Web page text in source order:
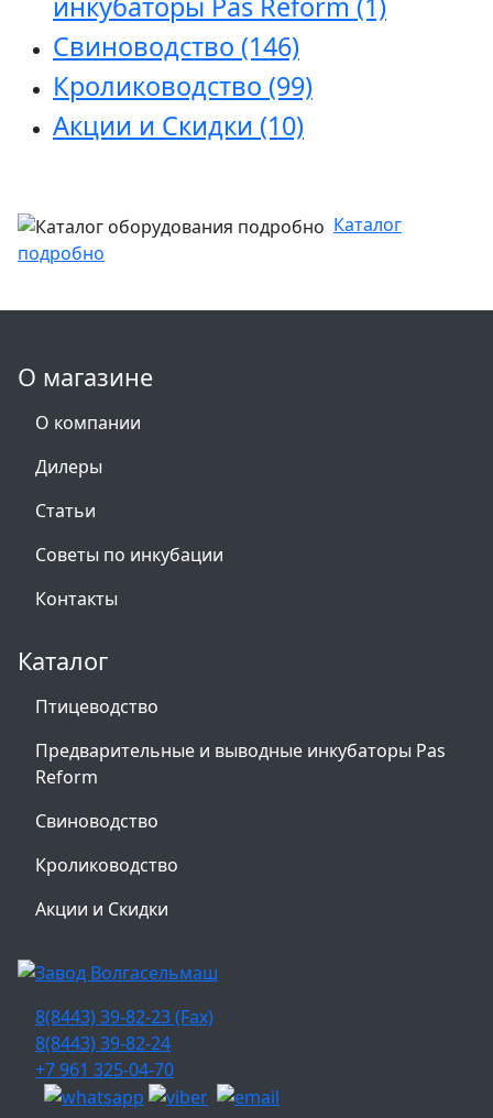
Свиноводство (146)
Кролиководство (99)
Акции и Скидки (10)
Каталог
подробно
О магазине
О компании
Дилеры
Статьи
Советы по инкубации
Контакты
Каталог
Птицеводство
Предварительные и выводные инкубаторы Pas
Reform
Свиноводство
Кролиководство
Акции и Скидки
8(8443) 39-82-23 (Fax)
8(8443) 39-82-24
+7 961 325-04-70